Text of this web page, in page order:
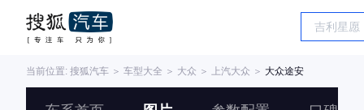
当前位置: 搜狐汽车 ＞ 车型大全 ＞ 大众 ＞ 上汽大众 ＞ 大众途安